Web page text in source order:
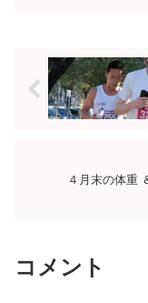
４月末の体重
コメント